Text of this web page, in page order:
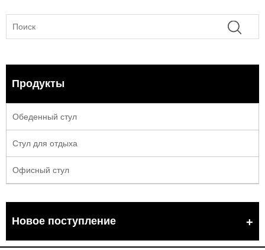
Продукты
Обеденный стул
Стул для отдыха
Офисный стул
Новое поступление